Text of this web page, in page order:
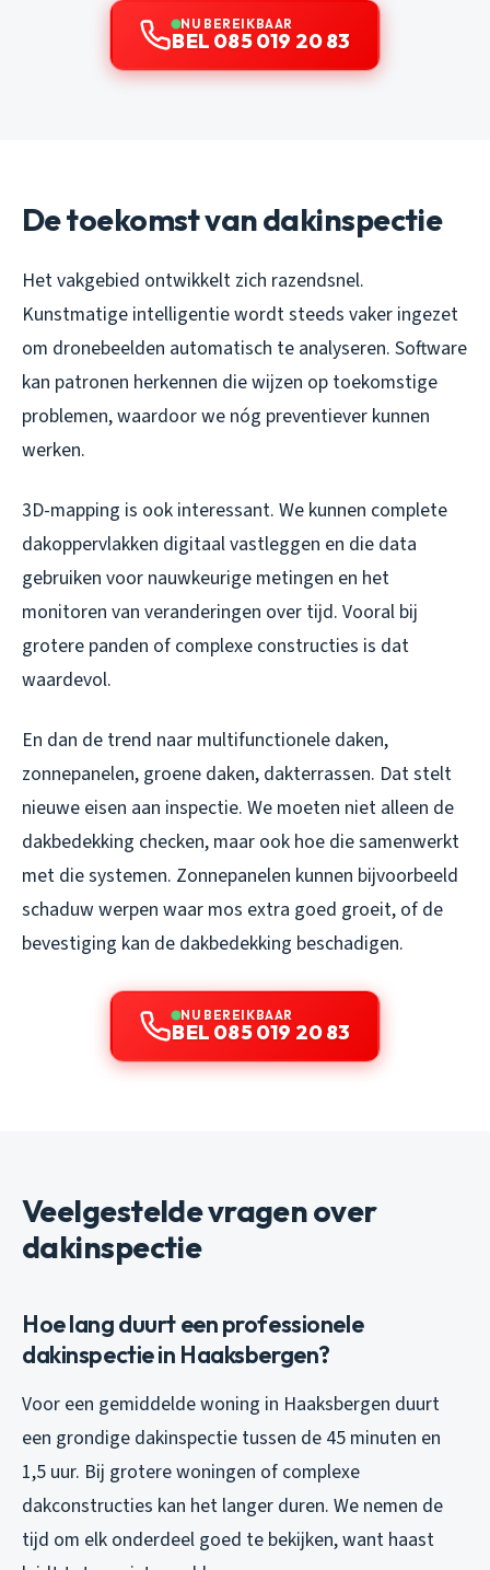
NU BEREIKBAAR
BEL 085 019 20 83
De toekomst van dakinspectie
Het vakgebied ontwikkelt zich razendsnel.
Kunstmatige intelligentie wordt steeds vaker ingezet
om dronebeelden automatisch te analyseren. Software
kan patronen herkennen die wijzen op toekomstige
problemen, waardoor we nóg preventiever kunnen
werken.
3D-mapping is ook interessant. We kunnen complete
dakoppervlakken digitaal vastleggen en die data
gebruiken voor nauwkeurige metingen en het
monitoren van veranderingen over tijd. Vooral bij
grotere panden of complexe constructies is dat
waardevol.
En dan de trend naar multifunctionele daken,
zonnepanelen, groene daken, dakterrassen. Dat stelt
nieuwe eisen aan inspectie. We moeten niet alleen de
dakbedekking checken, maar ook hoe die samenwerkt
met die systemen. Zonnepanelen kunnen bijvoorbeeld
schaduw werpen waar mos extra goed groeit, of de
bevestiging kan de dakbedekking beschadigen.
NU BEREIKBAAR
BEL 085 019 20 83
Veelgestelde vragen over
dakinspectie
Hoe lang duurt een professionele
dakinspectie in Haaksbergen?
Voor een gemiddelde woning in Haaksbergen duurt
een grondige dakinspectie tussen de 45 minuten en
1,5 uur. Bij grotere woningen of complexe
dakconstructies kan het langer duren. We nemen de
tijd om elk onderdeel goed te bekijken, want haast